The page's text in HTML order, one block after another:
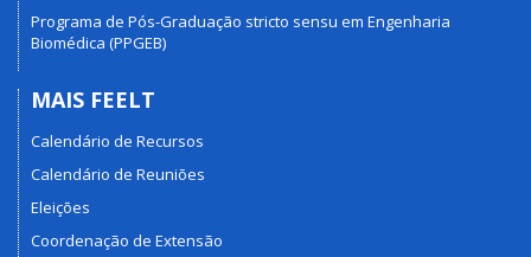
Programa de Pós-Graduação stricto sensu em Engenharia
Biomédica (PPGEB)
MAIS FEELT
Calendário de Recursos
Calendário de Reuniões
Eleições
Coordenação de Extensão